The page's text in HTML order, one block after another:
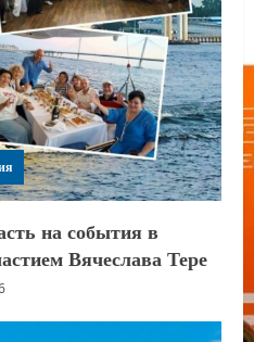
на события в
Вячеслава Тере